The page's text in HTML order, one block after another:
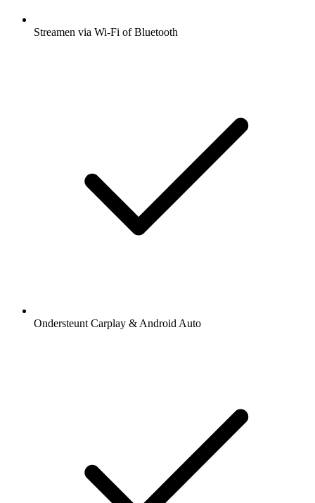
Streamen via Wi-Fi of Bluetooth
Ondersteunt Carplay & Android Auto